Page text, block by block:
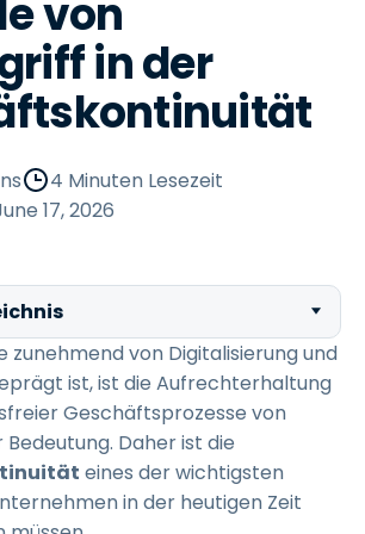
von
in der
4 Minuten Lesezeit
17, 2026
zunehmend von Digitalisierung und
ist, ist die Aufrechterhaltung
Geschäftsprozesse von
Daher ist die
eines der wichtigsten
in der heutigen Zeit